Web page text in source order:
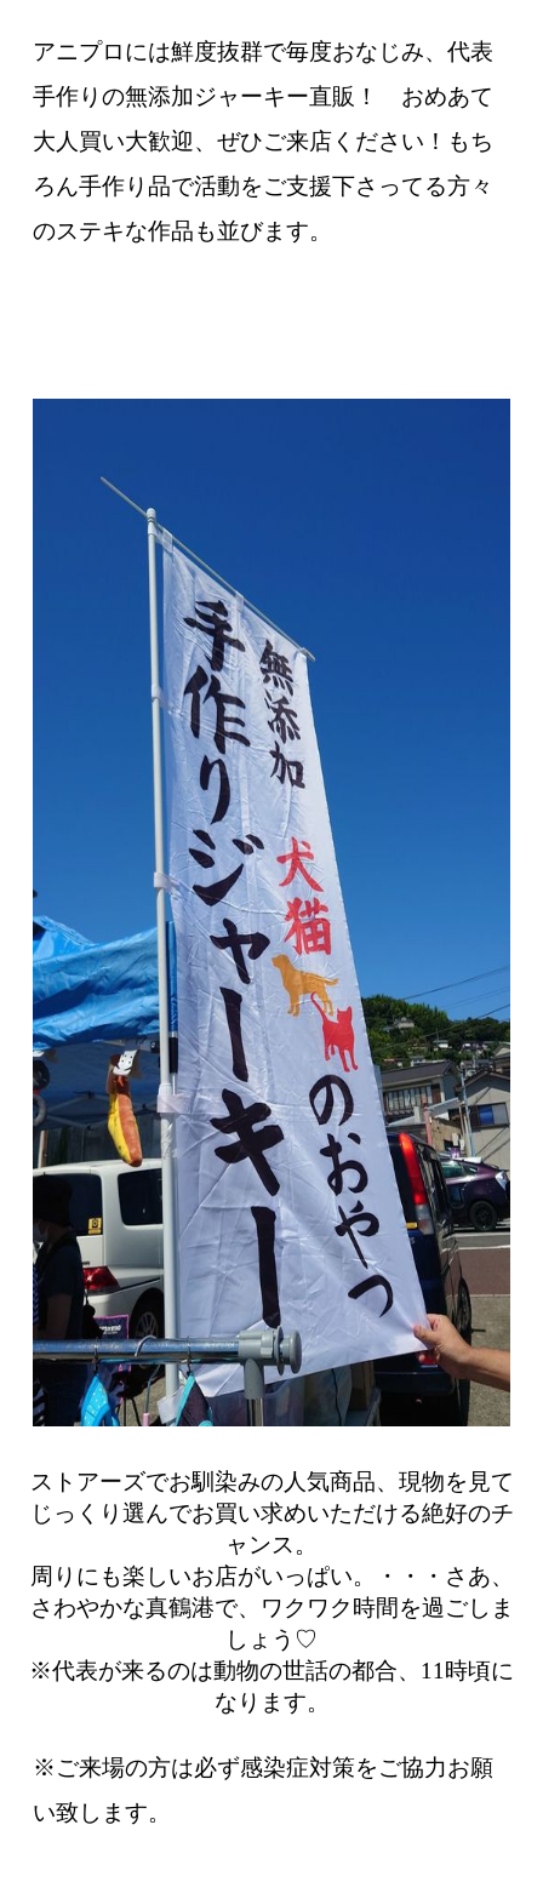
アニプロには鮮度抜群で毎度おなじみ、代表
手作りの無添加ジャーキー直販！ おめあて
大人買い大歓迎、ぜひご来店ください！もち
ろん手作り品で活動をご支援下さってる方々
のステキな作品も並びます。
ストアーズでお馴染みの人気商品、現物を見て
じっくり選んでお買い求めいただける絶好のチ
ャンス。
周りにも楽しいお店がいっぱい。・・・さあ、
さわやかな真鶴港で、ワクワク時間を過ごしま
しょう♡
※代表が来るのは動物の世話の都合、11時頃に
なります。
※ご来場の方は必ず感染症対策をご協力お願
い致します。